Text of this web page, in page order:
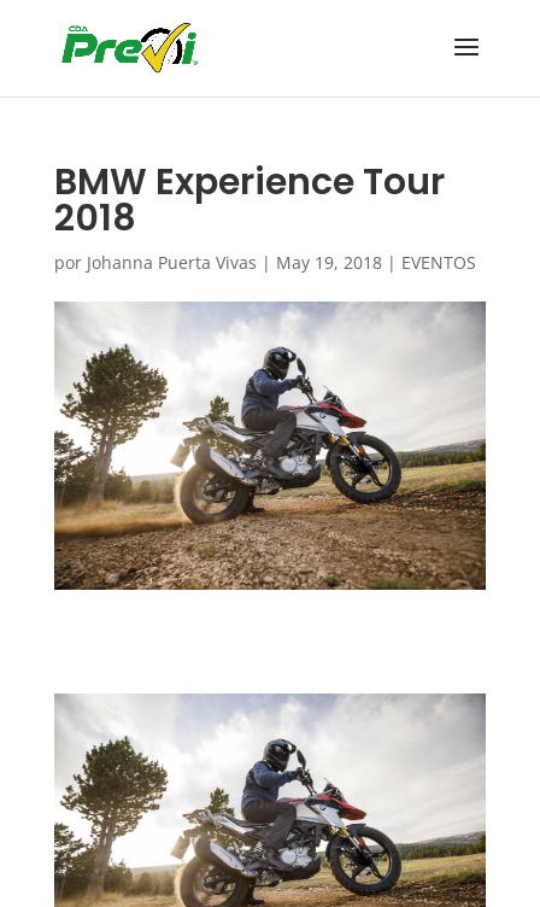
BMW Experience Tour
2018
por Johanna Puerta Vivas | May 19, 2018| EVENTOS